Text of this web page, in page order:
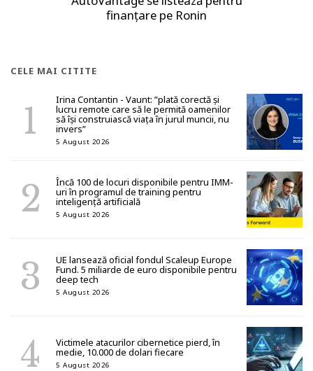
finanțare pe Ronin
CELE MAI CITITE
Irina Contantin - Vaunt: ”plată corectă și
lucru remote care să le permită oamenilor
să își construiască viața în jurul muncii, nu
invers”
5 August 2026
Încă 100 de locuri disponibile pentru IMM-
uri în programul de training pentru
inteligență artificială
5 August 2026
UE lansează oficial fondul Scaleup Europe
Fund. 5 miliarde de euro disponibile pentru
deep tech
5 August 2026
Victimele atacurilor cibernetice pierd, în
medie, 10.000 de dolari fiecare
5 August 2026